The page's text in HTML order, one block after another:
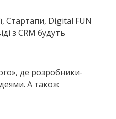
Стартапи, Digital FUN
з CRM будуть
де розробники-
А також